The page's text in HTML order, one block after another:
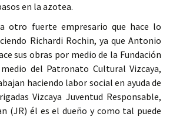
en la azotea.
otro fuerte empresario que hace lo
Richardi Rochin, ya que Antonio
sus obras por medio de la Fundación
del Patronato Cultural Vizcaya,
haciendo labor social en ayuda de
Vizcaya Juventud Responsable,
(JR) él es el dueño y como tal puede